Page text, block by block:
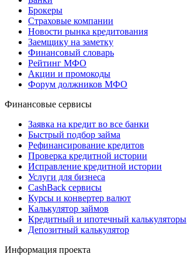
Брокеры
Страховые компании
Новости рынка кредитования
Заемщику на заметку
Финансовый словарь
Рейтинг МФО
Акции и промокоды
Форум должников МФО
Финансовые сервисы
Заявка на кредит во все банки
Быстрый подбор займа
Рефинансирование кредитов
Проверка кредитной истории
Исправление кредитной истории
Услуги для бизнеса
CashBack сервисы
Курсы и конвертер валют
Калькулятор займов
Кредитный и ипотечный калькуляторы
Депозитный калькулятор
Информация проекта